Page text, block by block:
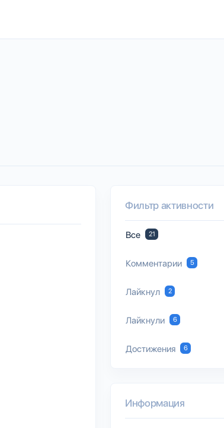
Фильтр активности
Все 21
Комментарии 5
Лайкнул 2
Лайкнули 6
Достижения 6
Информация